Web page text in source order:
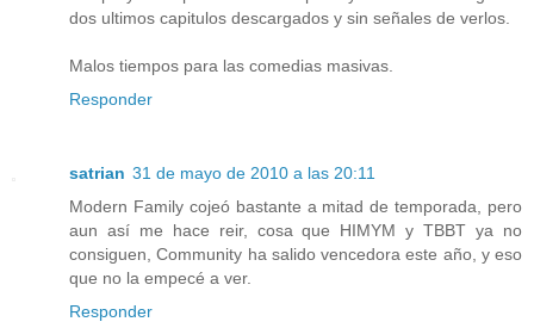
dos ultimos capitulos descargados y sin señales de verlos.
Malos tiempos para las comedias masivas.
Responder
satrian 31 de mayo de 2010 a las 20:11
Modern Family cojeó bastante a mitad de temporada, pero
aun así me hace reir, cosa que HIMYM y TBBT ya no
consiguen, Community ha salido vencedora este año, y eso
que no la empecé a ver.
Responder